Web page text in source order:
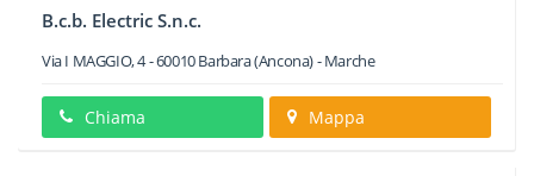
B.c.b. Electric S.n.c.
Via I MAGGIO, 4-60010Barbara(Ancona) -Marche
Chiama Mappa